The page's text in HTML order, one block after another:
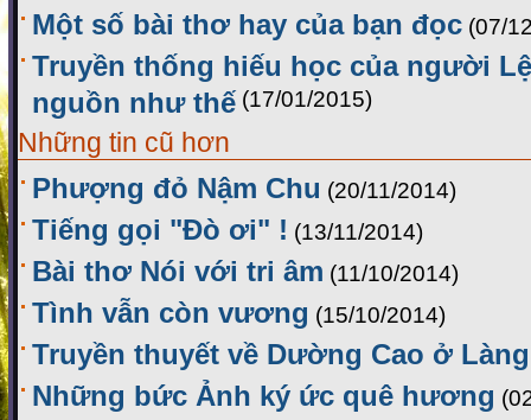
Một số bài thơ hay của bạn đọc (07/
Truyền thống hiếu học của người
nguồn như thế (17/01/2015)
Những tin cũ hơn
Phượng đỏ Nậm Chu (20/11/2014)
Tiếng gọi "Đò ơi" ! (13/11/2014)
Bài thơ Nói với tri âm (11/10/2014)
Tình vẫn còn vương (15/10/2014)
Truyền thuyết về Dường Cao ở
Những bức Ảnh ký ức quê hương